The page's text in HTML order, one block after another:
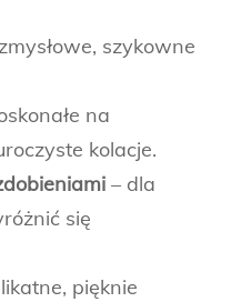
szykowne
na
kolacje.
– dla
się
pięknie